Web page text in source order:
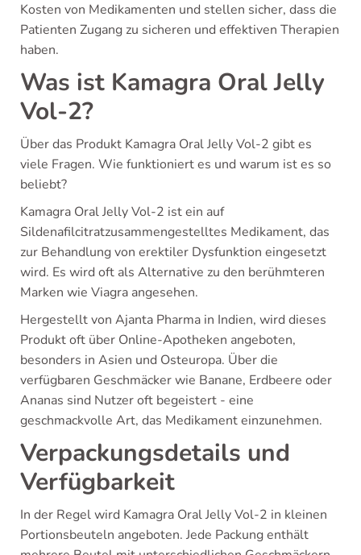
Kosten von Medikamenten und stellen sicher, dass die
Patienten Zugang zu sicheren und effektiven Therapien
haben.
Was ist Kamagra Oral Jelly
Vol-2?
Über das Produkt Kamagra Oral Jelly Vol-2 gibt es
viele Fragen. Wie funktioniert es und warum ist es so
beliebt?
Kamagra Oral Jelly Vol-2 ist ein auf
Sildenafilcitratzusammengestelltes Medikament, das
zur Behandlung von erektiler Dysfunktion eingesetzt
wird. Es wird oft als Alternative zu den berühmteren
Marken wie Viagra angesehen.
Hergestellt von Ajanta Pharma in Indien, wird dieses
Produkt oft über Online-Apotheken angeboten,
besonders in Asien und Osteuropa. Über die
verfügbaren Geschmäcker wie Banane, Erdbeere oder
Ananas sind Nutzer oft begeistert - eine
geschmackvolle Art, das Medikament einzunehmen.
Verpackungsdetails und
Verfügbarkeit
In der Regel wird Kamagra Oral Jelly Vol-2 in kleinen
Portionsbeuteln angeboten. Jede Packung enthält